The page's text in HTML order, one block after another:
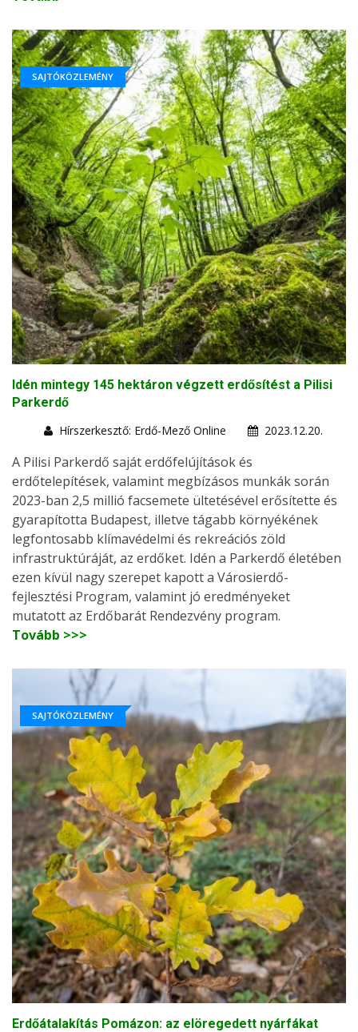
SAJTÓKÖZLEMÉNY
Idén mintegy 145 hektáron végzett erdősítést a Pilisi
Parkerdő
Hírszerkesztő: Erdő-Mező Online
2023.12.20.
A Pilisi Parkerdő saját erdőfelújítások és
erdőtelepítések, valamint megbízásos munkák során
2023-ban 2,5 millió facsemete ültetésével erősítette és
gyarapította Budapest, illetve tágabb környékének
legfontosabb klímavédelmi és rekreációs zöld
infrastruktúráját, az erdőket. Idén a Parkerdő életében
ezen kívül nagy szerepet kapott a Városierdő-
fejlesztési Program, valamint jó eredményeket
mutatott az Erdőbarát Rendezvény program.
Tovább >>>
SAJTÓKÖZLEMÉNY
Erdőátalakítás Pomázon: az elöregedett nyárfákat